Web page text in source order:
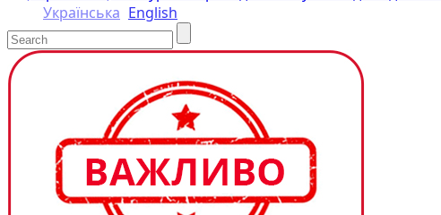
Українська English